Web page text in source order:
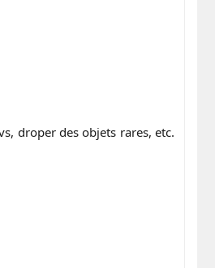
droper des objets rares, etc.